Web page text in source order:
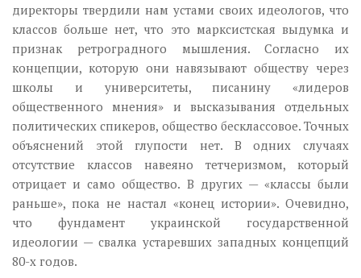
директоры твердили нам устами своих идеологов, что
классов больше нет, что это марксистская выдумка и
признак ретроградного мышления. Согласно их
концепции, которую они навязывают обществу через
школы и университеты, писанину «лидеров
общественного мнения» и высказывания отдельных
политических спикеров, общество бесклассовое. Точных
объяснений этой глупости нет. В одних случаях
отсутствие классов навеяно тетчеризмом, который
отрицает и само общество. В других — «классы были
раньше», пока не настал «конец истории». Очевидно,
что фундамент украинской государственной
идеологии — свалка устаревших западных концепций
80-х годов.